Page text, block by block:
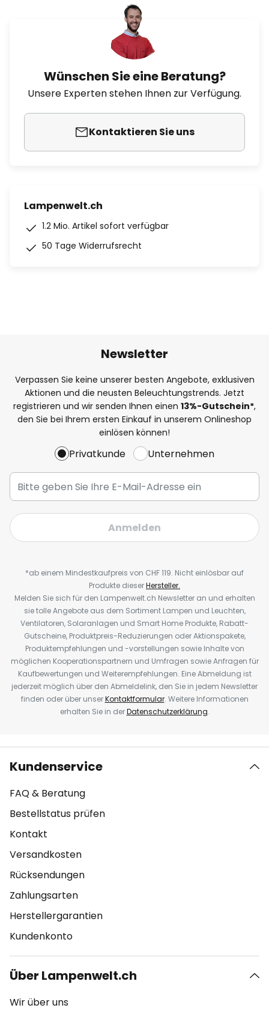
Wünschen Sie eine Beratung?
Unsere Experten stehen Ihnen zur Verfügung.
Kontaktieren Sie uns
Lampenwelt.ch
1.2 Mio. Artikel sofort verfügbar
50 Tage Widerrufsrecht
Newsletter
Verpassen Sie keine unserer besten Angebote, exklusiven
Aktionen und die neusten Beleuchtungstrends. Jetzt
registrieren und wir senden Ihnen einen 13%-Gutschein*,
den Sie bei Ihrem ersten Einkauf in unserem Onlineshop
einlösen können!
Privatkunde Unternehmen
Anmelden
*ab einem Mindestkaufpreis von CHF 119. Nicht einlösbar auf
Produkte dieserHersteller.
Melden Sie sich für den Lampenwelt.ch Newsletter an und erhalten
sie tolle Angebote aus dem Sortiment Lampen und Leuchten,
Ventilatoren, Solaranlagen und Smart Home Produkte, Rabatt-
Gutscheine, Produktpreis-Reduzierungen oder Aktionspakete,
Produktempfehlungen und -vorstellungen sowie Inhalte von
möglichen Kooperationspartnern und Umfragen sowie Anfragen für
Kaufbewertungen und Weiterempfehlungen. Eine Abmeldung ist
jederzeit möglich über den Abmeldelink, den Sie in jedem Newsletter
finden oder über unserKontaktformular. Weitere Informationen
erhalten Sie in derDatenschutzerklärung.
Kundenservice
FAQ & Beratung
Bestellstatus prüfen
Kontakt
Versandkosten
Rücksendungen
Zahlungsarten
Herstellergarantien
Kundenkonto
Über Lampenwelt.ch
Wir über uns